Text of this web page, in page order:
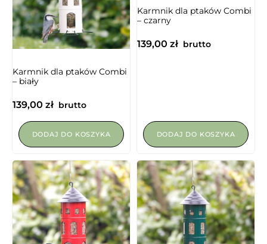
Karmnik dla ptaków Combi
– biały
139,00 zł brutto
DODAJ DO KOSZYKA
Karmnik dla ptaków Combi
– czarny
139,00 zł brutto
DODAJ DO KOSZYKA